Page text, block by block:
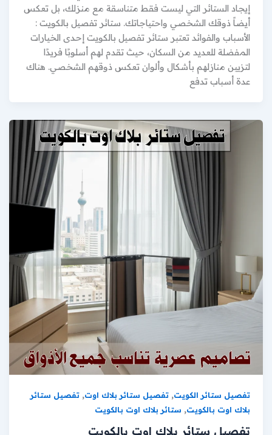
إيجاد الستائر التي ليست فقط متناسقة مع منزلك، بل تعكس
أيضاً ذوقك الشخصي واحتياجاتك. ستائر تفصيل بالكويت :
الأسباب والفوائد تعتبر ستائر تفصيل بالكويت إحدى الخيارات
المفضلة للعديد من السكان، حيث تقدم لهم أسلوبًا فريدًا
لتزيين منازلهم بأشكال وألوان تعكس ذوقهم الشخصي. هناك
عدة أسباب تدفع
تفصيل ستائر الكويت,تفصيل ستائر بلاك اوت,تفصيل ستائر
بلاك اوت بالكويت,ستائر بلاك اوت بالكويت
تفصيل ستائر بلاك اوت بالكويت